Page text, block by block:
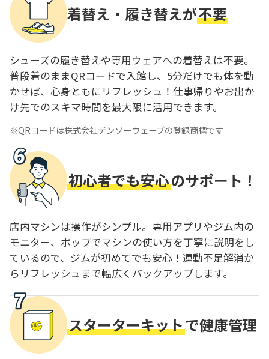
着替え・履き替えが不要
シューズの履き替えや専用ウェアへの着替えは不要。
普段着のままQRコードで入館し、5分だけでも体を動
かせば、心身ともにリフレッシュ！仕事帰りやお出か
け先でのスキマ時間を最大限に活用できます。
QRコードは株式会社デンソーウェーブの登録商標です
初心者でも安心のサポート！
店内マシンは操作がシンプル。専用アプリやジム内の
モニター、ポップでマシンの使い方を丁寧に説明をし
ているので、ジムが初めてでも安心！運動不足解消か
らリフレッシュまで幅広くバックアップします。
スターターキットで健康管理